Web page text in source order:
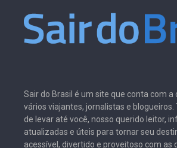
Sair do Brasil é um site que conta com a
vários viajantes, jornalistas e blogueiros.
de levar até você, nosso querido leitor,
atualizadas e úteis para tornar seu
acessível, divertido e proveitoso com as